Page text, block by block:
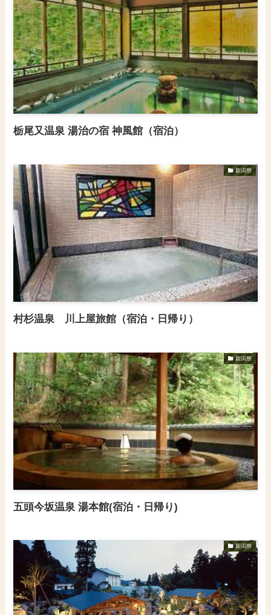
栃尾又温泉 湯治の宿 神風館（宿泊）
新潟県
村杉温泉 川上屋旅館（宿泊・日帰り）
新潟県
五頭今坂温泉 湯本館(宿泊・日帰り)
新潟県